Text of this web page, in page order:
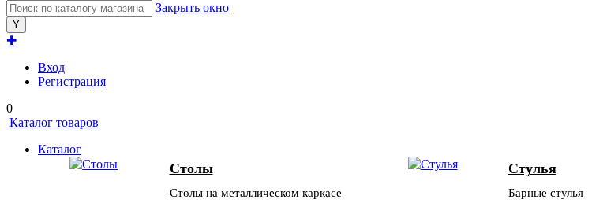
Закрыть окно
✚
Вход
Регистрация
0
Каталог товаров
Каталог
Столы
Столы на металлическом каркасе
Стулья
Барные стулья